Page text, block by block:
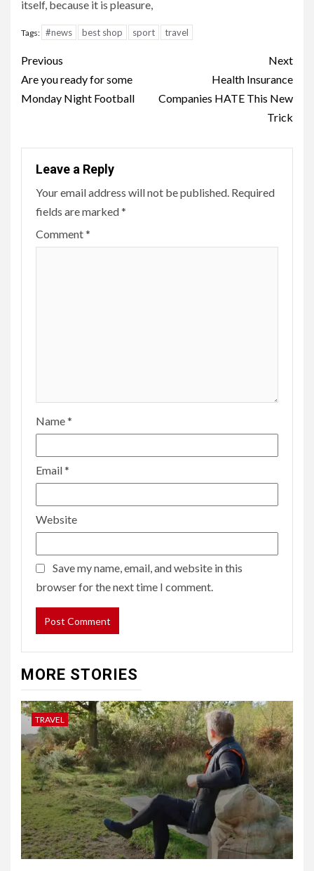
itself, because it is pleasure,
Tags: #news best shop sport travel
Continue
Reading
Previous
Are you ready for some
Monday Night Football
Next
Health Insurance
Companies HATE This New
Trick
Leave a Reply
Your email address will not be published. Required
fields are marked*
Comment*
Name*
Email*
Website
Save my name, email, and website in this
browser for the next time I comment.
MORE STORIES
TRAVEL